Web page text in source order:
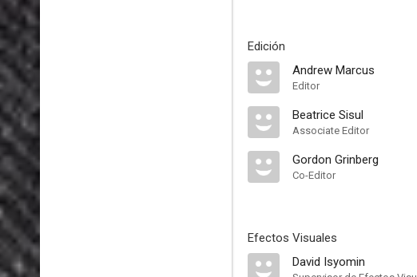
Edición
Andrew Marcus
Editor
Beatrice Sisul
Associate Editor
Gordon Grinberg
Co-Editor
Efectos Visuales
David Isyomin